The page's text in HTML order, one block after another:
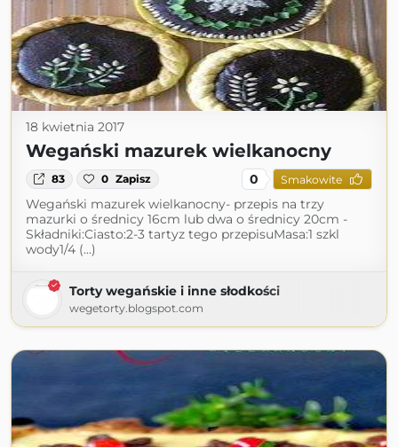
18 kwietnia 2017
Wegański mazurek wielkanocny
83 0 Zapisz 0 Smakowite
Wegański mazurek wielkanocny- przepis na trzy
mazurki o średnicy 16cm lub dwa o średnicy 20cm -
Składniki:Ciasto:2-3 tartyz tego przepisuMasa:1 szkl
wody1/4 (...)
Torty wegańskie i inne słodkości
wegetorty.blogspot.com